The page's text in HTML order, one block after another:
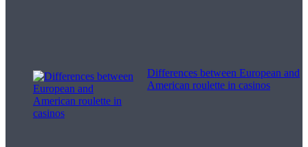
Differences between European and
American roulette in casinos